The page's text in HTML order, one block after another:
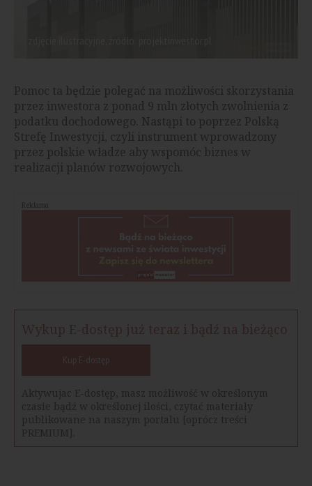
Pomoc ta będzie polegać na możliwości skorzystania
przez inwestora z ponad 9 mln złotych zwolnienia z
podatku dochodowego. Nastąpi to poprzez Polską
Strefę Inwestycji, czyli instrument wprowadzony
przez polskie władze aby wspomóc biznes w
realizacji planów rozwojowych.
Reklama
Wykup E-dostęp już teraz i bądź na bieżąco
Kup E-dostęp
Aktywujac E-dostęp, masz możliwość w określonym
czasie bądź w określonej ilości, czytać materiały
publikowane na naszym portalu [oprócz treści
PREMIUM].